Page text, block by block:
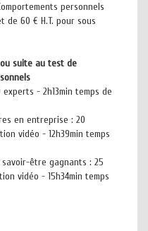
personnels
de 60 € H.T. pour sous
suite au test de
- 2h13min temps de
en entreprise : 20
vidéo - 12h39min temps
être gagnants : 25
vidéo - 15h34min temps